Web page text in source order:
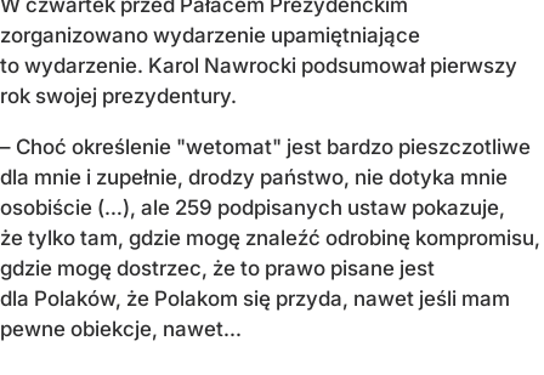
W czwartek przed Pałacem Prezydenckim
zorganizowano wydarzenie upamiętniające
to wydarzenie. Karol Nawrocki podsumował pierwszy
rok swojej prezydentury.
– Choć określenie "wetomat" jest bardzo pieszczotliwe
dla mnie i zupełnie, drodzy państwo, nie dotyka mnie
osobiście (…), ale 259 podpisanych ustaw pokazuje,
że tylko tam, gdzie mogę znaleźć odrobinę kompromisu,
gdzie mogę dostrzec, że to prawo pisane jest
dla Polaków, że Polakom się przyda, nawet jeśli mam
pewne obiekcje, nawet...